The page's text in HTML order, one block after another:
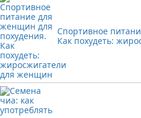
Спортивное
Как похудеть: